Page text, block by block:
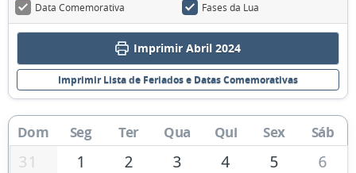
Data Comemorativa
Fases da Lua
Imprimir Abril 2024
Imprimir Lista de Feriados e Datas Comemorativas
Dom Seg Ter Qua Qui Sex Sáb
31 1 2 3 4 5
6